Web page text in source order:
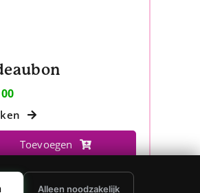
Toevoegen
Alleen noodzakelijk